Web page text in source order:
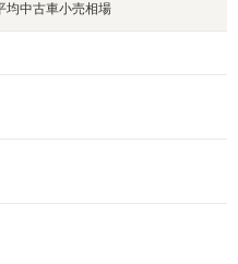
均中古車小売相場